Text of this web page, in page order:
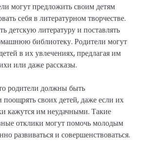
могут предложить своим детям
себя в литературном творчестве.
детскую литературу и поставлять
библиотеку. Родители могут
в их увлечениях, предлагая им
или даже рассказы.
родители должны быть
своих детей, даже если их
кажутся им неудачными. Такие
отклики могут помочь молодым
развиваться и совершенствоваться.